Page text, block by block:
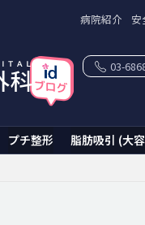
病院紹介 安
プチ整形 脂肪吸引 (大
03-